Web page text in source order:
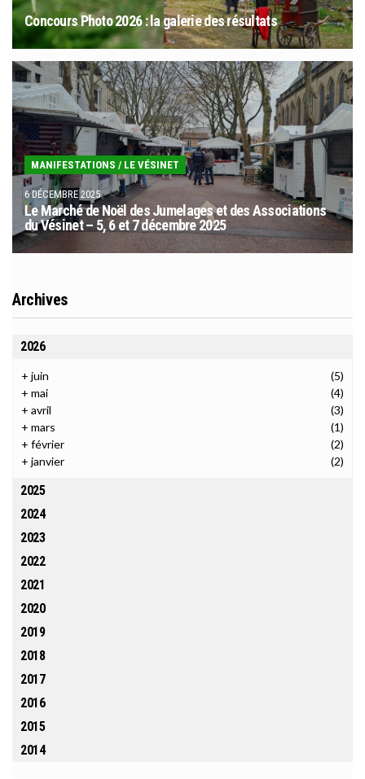
Concours Photo 2026 : la galerie des résultats
MANIFESTATIONS / LE VÉSINET
6 DÉCEMBRE 2025
Le Marché de Noël des Jumelages et des Associations
du Vésinet – 5, 6 et 7 décembre 2025
Archives
2026
+ juin
(5)
+ mai
(4)
+ avril
(3)
+ mars
(1)
+ février
(2)
+ janvier (2)
2025
2024
2023
2022
2021
2020
2019
2018
2017
2016
2015
2014